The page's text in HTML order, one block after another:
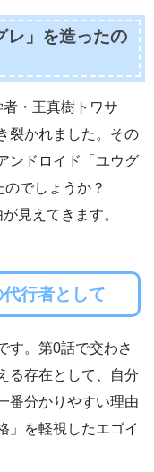
レ」を造ったの
・王真樹トワサ
裂かれました。その
ンドロイド「ユウグ
でしょうか？
見えてきます。
行者として
す。第0話で交わさ
る存在として、自分
番分かりやすい理由
」を軽視したエゴイ